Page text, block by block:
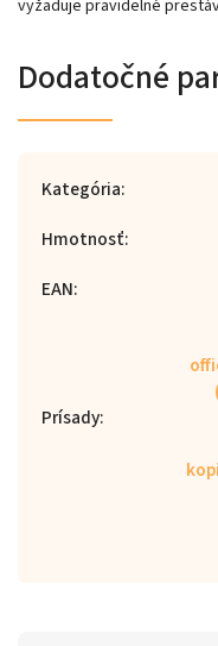
vyžaduje pravidelné
Dodatočné
Kategória:
Hmotnosť:
EAN:
Prísady: